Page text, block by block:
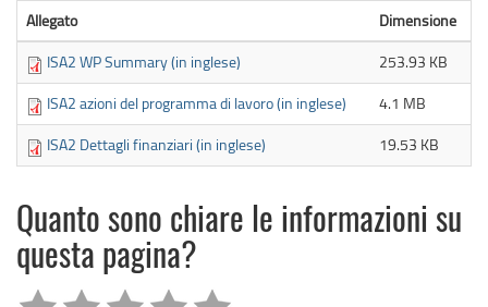
Allegato
Dimensione
ISA2 WP Summary (in inglese)
253.93 KB
ISA2 azioni del programma di lavoro (in inglese)
4.1 MB
ISA2 Dettagli finanziari (in inglese)
19.53 KB
Quanto sono chiare le informazioni su
questa pagina?